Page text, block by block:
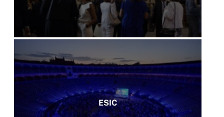
ESIC